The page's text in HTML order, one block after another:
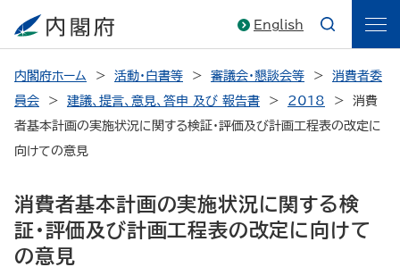
English
内閣府ホーム 活動・白書等 審議会・懇談会等
消費者委
員会
建議、提言、意見、答申 及び 報告書 2018
消費
者基本計画の実施状況に関する検証・評価及び計画工程表の改定に
向けての意見
消費者基本計画の実施状況に関する検
証・評価及び計画工程表の改定に向けて
の意見